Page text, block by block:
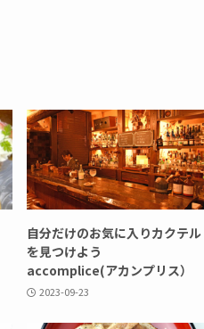
自分だけのお気に入りカクテル
を見つけよう
accomplice(アカンプリス）
2023-09-23